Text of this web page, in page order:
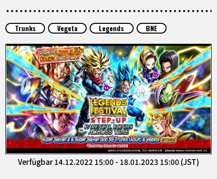
INFOS
LANGUAGE
JP
EN FR DE ES
Trunks Vegeta Legends BNE
Verfügbar 14.12.2022 15:00 - 18.01.2023 15:00 (JST)